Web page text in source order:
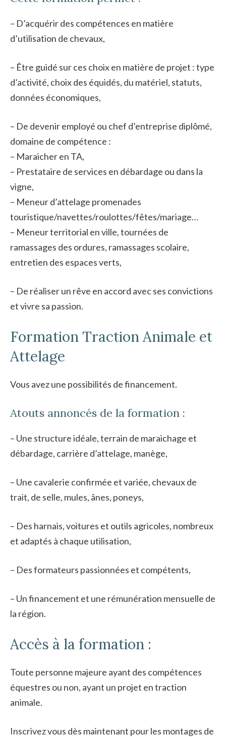
– D’acquérir des compétences en matière
d’utilisation de chevaux,
– Être guidé sur ces choix en matière de projet : type
d’activité, choix des équidés, du matériel, statuts,
données économiques,
– De devenir employé ou chef d’entreprise diplômé,
domaine de compétence :
– Maraicher en TA,
– Prestataire de services en débardage ou dans la
vigne,
– Meneur d’attelage promenades
touristique/navettes/roulottes/fêtes/mariage…
– Meneur territorial en ville, tournées de
ramassages des ordures, ramassages scolaire,
entretien des espaces verts,
– De réaliser un rêve en accord avec ses convictions
et vivre sa passion.
Formation Traction Animale et
Attelage
Vous avez une possibilités de financement.
Atouts annoncés de la formation :
– Une structure idéale, terrain de maraichage et
débardage, carrière d’attelage, manège,
– Une cavalerie confirmée et variée, chevaux de
trait, de selle, mules, ânes, poneys,
– Des harnais, voitures et outils agricoles, nombreux
et adaptés à chaque utilisation,
– Des formateurs passionnées et compétents,
– Un financement et une rémunération mensuelle de
la région.
Accès à la formation :
Toute personne majeure ayant des compétences
équestres ou non, ayant un projet en traction
animale.
Inscrivez vous dès maintenant pour les montages de